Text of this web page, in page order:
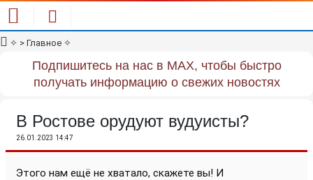
✧ > Главное ✧
Подпишитесь на нас в MAX, чтобы быстро
получать информацию о свежих новостях
В Ростове орудуют вудуисты?
26.01.2023 14:47
Этого нам ещё не хватало, скажете вы! И